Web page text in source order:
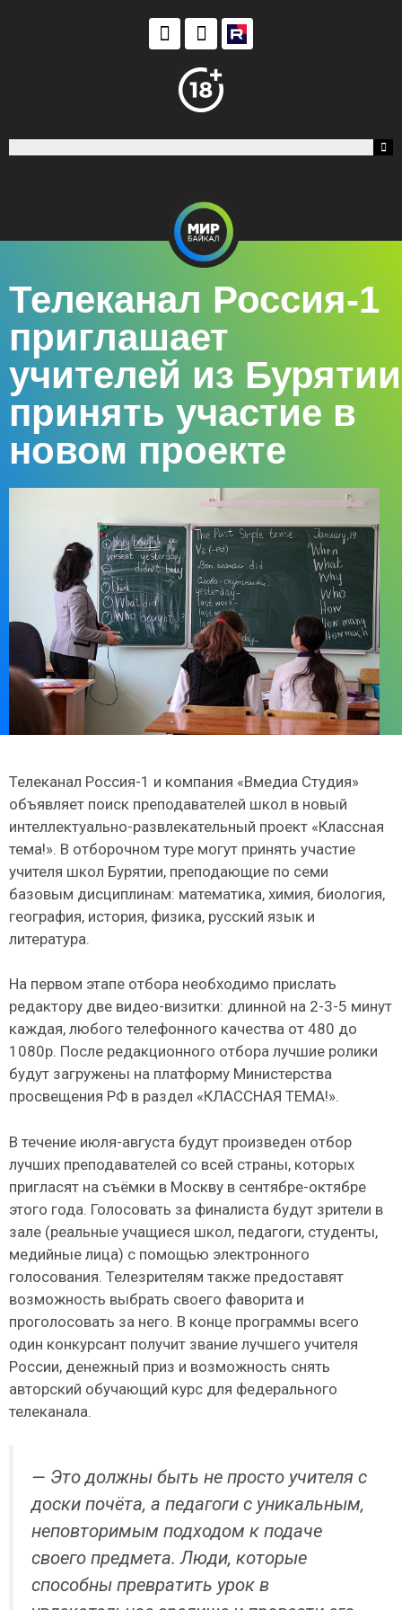
Телеканал Россия-1
приглашает
учителей из Бурятии
принять участие в
новом проекте
Телеканал Россия-1 и компания «Вмедиа Студия»
объявляет поиск преподавателей школ в новый
интеллектуально-развлекательный проект «Классная
тема!». В отборочном туре могут принять участие
учителя школ Бурятии, преподающие по семи
базовым дисциплинам: математика, химия, биология,
география, история, физика, русский язык и
литература.
На первом этапе отбора необходимо прислать
редактору две видео-визитки: длинной на 2-3-5 минут
каждая, любого телефонного качества от 480 до
1080р. После редакционного отбора лучшие ролики
будут загружены на платформу Министерства
просвещения РФ в раздел «КЛАССНАЯ ТЕМА!».
В течение июля-августа будут произведен отбор
лучших преподавателей со всей страны, которых
пригласят на съёмки в Москву в сентябре-октябре
этого года. Голосовать за финалиста будут зрители в
зале (реальные учащиеся школ, педагоги, студенты,
медийные лица) с помощью электронного
голосования. Телезрителям также предоставят
возможность выбрать своего фаворита и
проголосовать за него. В конце программы всего
один конкурсант получит звание лучшего учителя
России, денежный приз и возможность снять
авторский обучающий курс для федерального
телеканала.
— Это должны быть не просто учителя с
доски почёта, а педагоги с уникальным,
неповторимым подходом к подаче
своего предмета. Люди, которые
способны превратить урок в